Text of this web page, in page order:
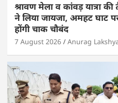
श्रावण मेला व कांवड़ यात्रा की
ने लिया जायजा, अमहट घाट
होंगी चाक चौबंद
7 August 2026 Anurag